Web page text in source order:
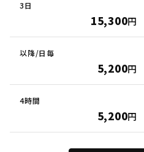
15,300円
5,200円
5,200円